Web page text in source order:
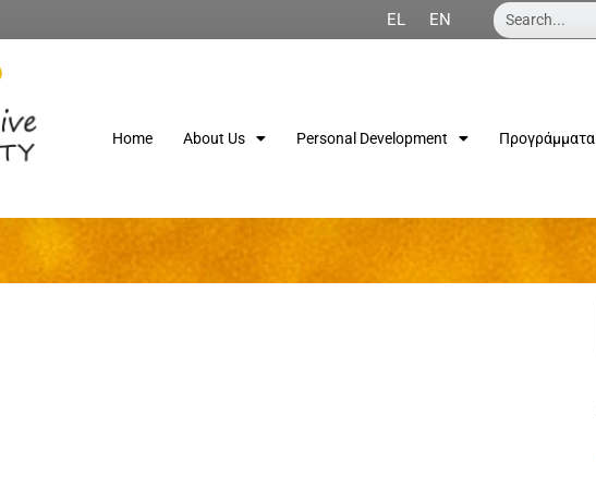
EL EN Search
Home About Us Personal Development Προγράμματα